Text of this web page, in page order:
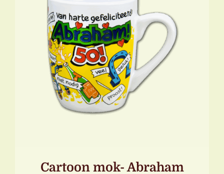
TOEVOEGEN AAN WINKELWAGEN
/
DETAILS
Cartoon mok- Abraham